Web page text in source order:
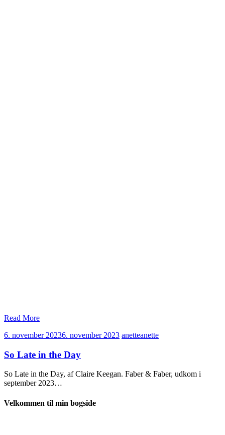
Read More
6. november 20236. november 2023 anetteanette
So Late in the Day
So Late in the Day, af Claire Keegan. Faber & Faber, udkom i
september 2023…
Velkommen til min bogside